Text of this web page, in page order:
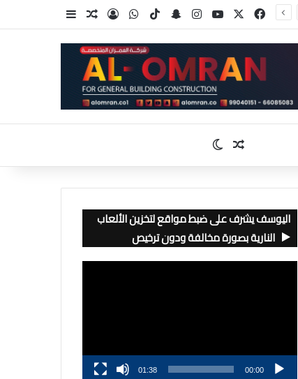
فيسبوك ‫YouTubeانستقرامسناب تشات
‫TikTokواتسابتسجيل الدخول
مقال عشوائي
إضافة عمود
مقال عشوائي
الوضع المظلم
اليوسف يشرف على ضبط مواقع لتخزين الألعاب
النارية بصورة مخالفة ودون ترخيص
00:00
01:38